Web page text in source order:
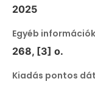
2025
Egyéb információk
268, [3] o.
Kiadás pontos